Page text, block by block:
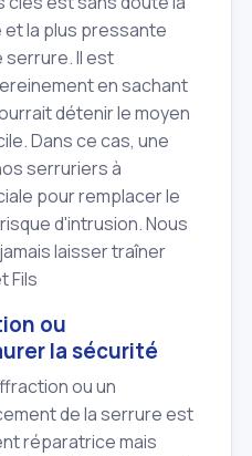
la plus pressante
serrure. Il est
en sachant
détenir le moyen
Dans ce cas, une
serruriers à
pour remplacer le
d'intrusion. Nous
laisser traîner
Fils
ou
la sécurité
ou un
de la serrure est
réparatrice mais